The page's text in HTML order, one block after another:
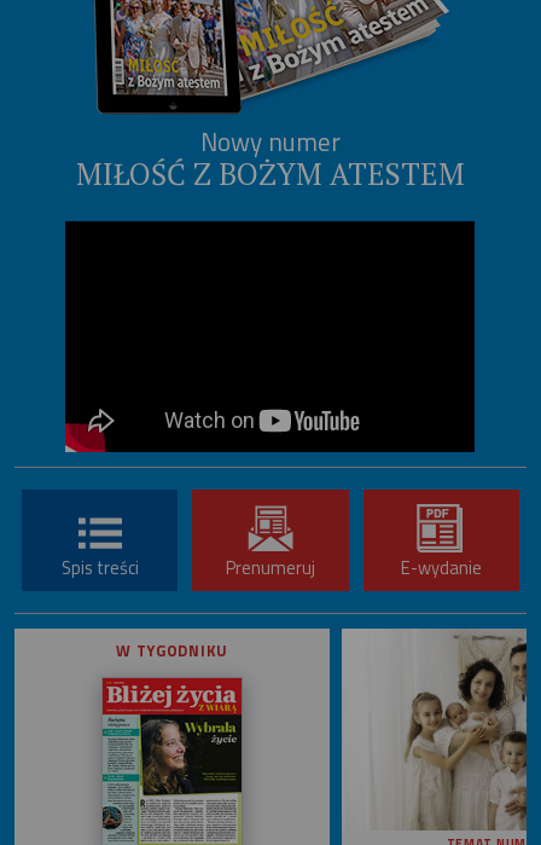
Nowy numer
MIŁOŚĆ Z BOŻYM ATESTEM
Spis treści Prenumeruj E-wydanie
W TYGODNIKU